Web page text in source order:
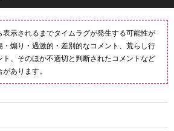
表示されるまでタイムラグが発生する可能性が
・煽り・過激的・差別的なコメント、荒らし行
、そのほか不適切と判断されたコメントなど
あります。